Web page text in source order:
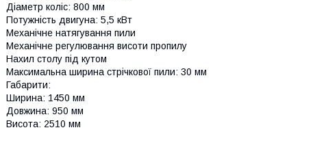
Діаметр коліс: 800 мм
Потужність двигуна: 5,5 кВт
Механічне натягування пили
Механічне регулювання висоти пропилу
Нахил столу під кутом
Максимальна ширина стрічкової пили: 30 мм
Габарити:
Ширина: 1450 мм
Довжина: 950 мм
Висота: 2510 мм